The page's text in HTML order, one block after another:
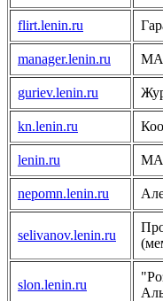
flirt.lenin.ru
manager.lenin.ru
guriev.lenin.ru
kn.lenin.ru
lenin.ru
nepomn.lenin.ru
selivanov.lenin.ru
slon.lenin.ru